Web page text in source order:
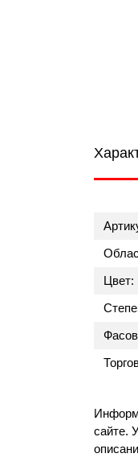
Цвет:
сайте.